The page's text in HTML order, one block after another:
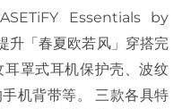
Essentials by
升「春夏欧若风」穿搭完
罩式耳机保护壳、波纹
机背带等。 三款各具特